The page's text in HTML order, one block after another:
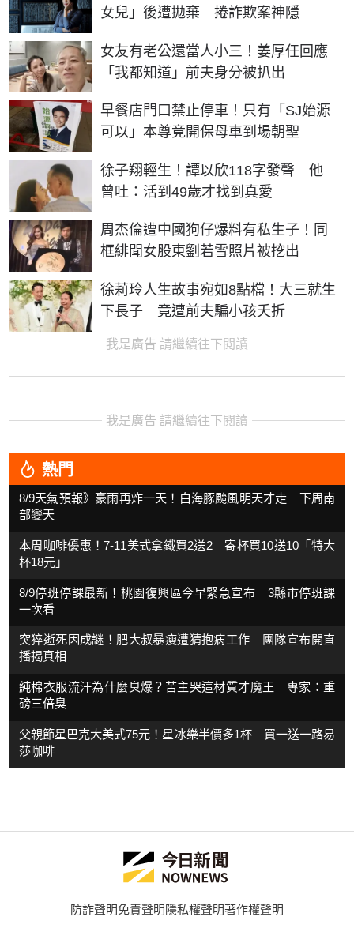
女兒」後遭拋棄 捲詐欺案神隱
女友有老公還當人小三！姜厚任回應
「我都知道」前夫身分被扒出
早餐店門口禁止停車！只有「SJ始源
可以」本尊竟開保母車到場朝聖
徐子翔輕生！譚以欣118字發聲 他
曾吐：活到49歲才找到真愛
周杰倫遭中國狗仔爆料有私生子！同
框緋聞女股東劉若雪照片被挖出
徐莉玲人生故事宛如8點檔！大三就生
下長子 竟遭前夫騙小孩夭折
我是廣告 請繼續往下閱讀
我是廣告 請繼續往下閱讀
熱門
8/9天氣預報》豪雨再炸一天！白海豚颱風明天才走 下周南
部變天
本周咖啡優惠！7-11美式拿鐵買2送2 寄杯買10送10「特大
杯18元」
8/9停班停課最新！桃園復興區今早緊急宣布 3縣市停班課
一次看
突猝逝死因成謎！肥大叔暴瘦遭猜抱病工作 團隊宣布開直
播揭真相
純棉衣服流汗為什麼臭爆？苦主哭這材質才魔王 專家：重
磅三倍臭
父親節星巴克大美式75元！星冰樂半價多1杯 買一送一路易
莎咖啡
防詐聲明免責聲明隱私權聲明著作權聲明